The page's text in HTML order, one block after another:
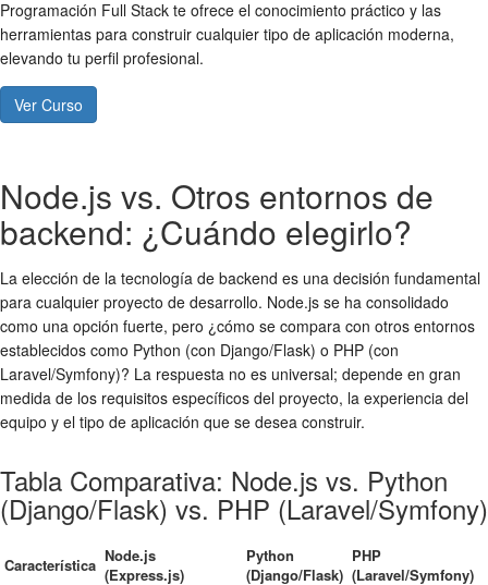
Programación Full Stack te ofrece el conocimiento práctico y las
herramientas para construir cualquier tipo de aplicación moderna,
elevando tu perfil profesional.
Ver Curso
Node.js vs. Otros entornos de
backend: ¿Cuándo elegirlo?
La elección de la tecnología de backend es una decisión fundamental
para cualquier proyecto de desarrollo. Node.js se ha consolidado
como una opción fuerte, pero ¿cómo se compara con otros entornos
establecidos como Python (con Django/Flask) o PHP (con
Laravel/Symfony)? La respuesta no es universal; depende en gran
medida de los requisitos específicos del proyecto, la experiencia del
equipo y el tipo de aplicación que se desea construir.
Tabla Comparativa: Node.js vs. Python
(Django/Flask) vs. PHP (Laravel/Symfony)
Característica Node.js
(Express.js)
Python
(Django/Flask)
PHP
(Laravel/Symfony)